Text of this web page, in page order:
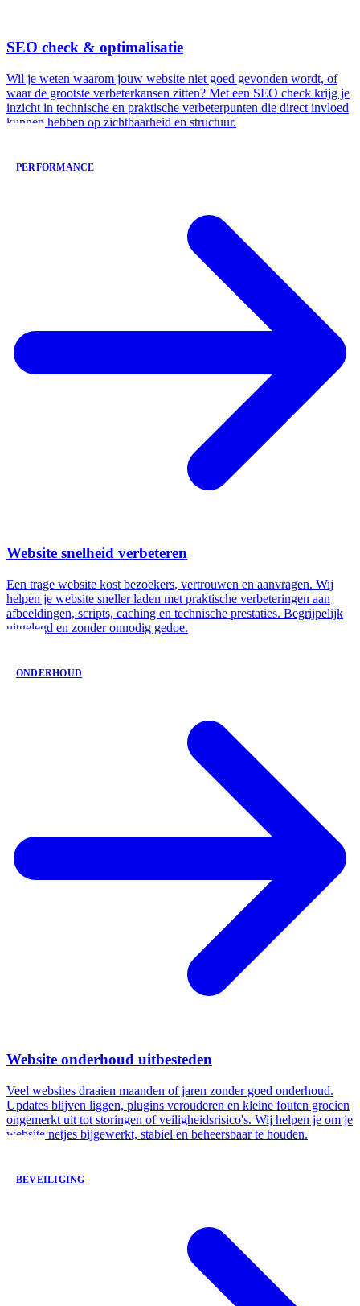
SEO check & optimalisatie
Wil je weten waarom jouw website niet goed gevonden wordt, of
waar de grootste verbeterkansen zitten? Met een SEO check krijg je
inzicht in technische en praktische verbeterpunten die direct invloed
kunnen hebben op zichtbaarheid en structuur.
PERFORMANCE
Website snelheid verbeteren
Een trage website kost bezoekers, vertrouwen en aanvragen. Wij
helpen je website sneller laden met praktische verbeteringen aan
afbeeldingen, scripts, caching en technische prestaties. Begrijpelijk
uitgelegd en zonder onnodig gedoe.
ONDERHOUD
Website onderhoud uitbesteden
Veel websites draaien maanden of jaren zonder goed onderhoud.
Updates blijven liggen, plugins verouderen en kleine fouten groeien
ongemerkt uit tot storingen of veiligheidsrisico's. Wij helpen je om je
website netjes bijgewerkt, stabiel en beheersbaar te houden.
BEVEILIGING